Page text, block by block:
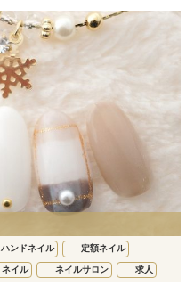
ハンドネイル 定額ネイル
ネイル ネイルサロン 求人